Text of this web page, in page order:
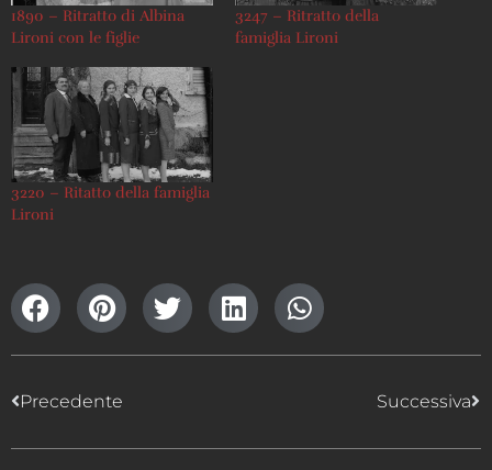
1890 – Ritratto di Albina
Lironi con le figlie
3247 – Ritratto della
famiglia Lironi
3220 – Ritatto della famiglia
Lironi
Precedente Successiva